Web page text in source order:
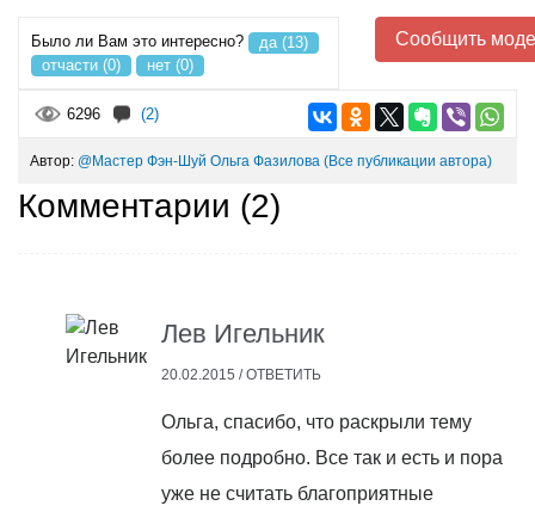
Было ли Вам это интересно?
да (13)
отчасти (0)
нет (0)
Сообщить
6296 (2)
Автор: @Мастер Фэн-Шуй Ольга Фазилова (Все публикации автора)
Комментарии (2)
Лев Игельник
20.02.2015 /ОТВЕТИТЬ
Ольга, спасибо, что раскрыли тему
более подробно. Все так и есть и пора
уже не считать благоприятные